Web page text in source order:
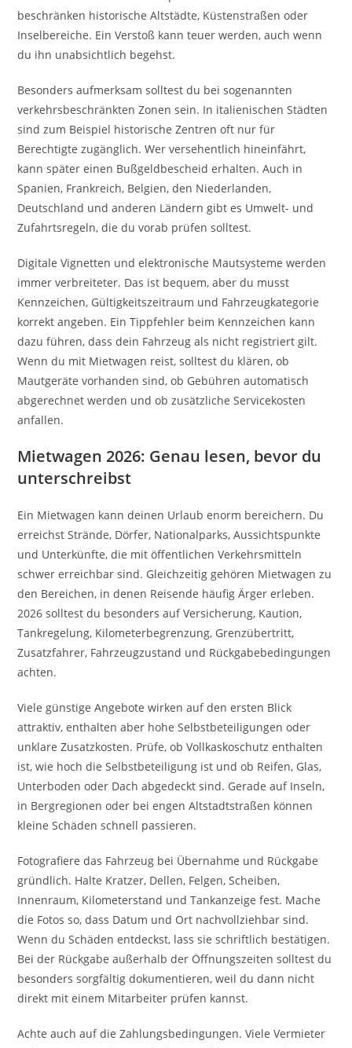
beschränken historische Altstädte, Küstenstraßen oder
Inselbereiche. Ein Verstoß kann teuer werden, auch wenn
du ihn unabsichtlich begehst.
Besonders aufmerksam solltest du bei sogenannten
verkehrsbeschränkten Zonen sein. In italienischen Städten
sind zum Beispiel historische Zentren oft nur für
Berechtigte zugänglich. Wer versehentlich hineinfährt,
kann später einen Bußgeldbescheid erhalten. Auch in
Spanien, Frankreich, Belgien, den Niederlanden,
Deutschland und anderen Ländern gibt es Umwelt- und
Zufahrtsregeln, die du vorab prüfen solltest.
Digitale Vignetten und elektronische Mautsysteme werden
immer verbreiteter. Das ist bequem, aber du musst
Kennzeichen, Gültigkeitszeitraum und Fahrzeugkategorie
korrekt angeben. Ein Tippfehler beim Kennzeichen kann
dazu führen, dass dein Fahrzeug als nicht registriert gilt.
Wenn du mit Mietwagen reist, solltest du klären, ob
Mautgeräte vorhanden sind, ob Gebühren automatisch
abgerechnet werden und ob zusätzliche Servicekosten
anfallen.
Mietwagen 2026: Genau lesen, bevor du
unterschreibst
Ein Mietwagen kann deinen Urlaub enorm bereichern. Du
erreichst Strände, Dörfer, Nationalparks, Aussichtspunkte
und Unterkünfte, die mit öffentlichen Verkehrsmitteln
schwer erreichbar sind. Gleichzeitig gehören Mietwagen zu
den Bereichen, in denen Reisende häufig Ärger erleben.
2026 solltest du besonders auf Versicherung, Kaution,
Tankregelung, Kilometerbegrenzung, Grenzübertritt,
Zusatzfahrer, Fahrzeugzustand und Rückgabebedingungen
achten.
Viele günstige Angebote wirken auf den ersten Blick
attraktiv, enthalten aber hohe Selbstbeteiligungen oder
unklare Zusatzkosten. Prüfe, ob Vollkaskoschutz enthalten
ist, wie hoch die Selbstbeteiligung ist und ob Reifen, Glas,
Unterboden oder Dach abgedeckt sind. Gerade auf Inseln,
in Bergregionen oder bei engen Altstadtstraßen können
kleine Schäden schnell passieren.
Fotografiere das Fahrzeug bei Übernahme und Rückgabe
gründlich. Halte Kratzer, Dellen, Felgen, Scheiben,
Innenraum, Kilometerstand und Tankanzeige fest. Mache
die Fotos so, dass Datum und Ort nachvollziehbar sind.
Wenn du Schäden entdeckst, lass sie schriftlich bestätigen.
Bei der Rückgabe außerhalb der Öffnungszeiten solltest du
besonders sorgfältig dokumentieren, weil du dann nicht
direkt mit einem Mitarbeiter prüfen kannst.
Achte auch auf die Zahlungsbedingungen. Viele Vermieter